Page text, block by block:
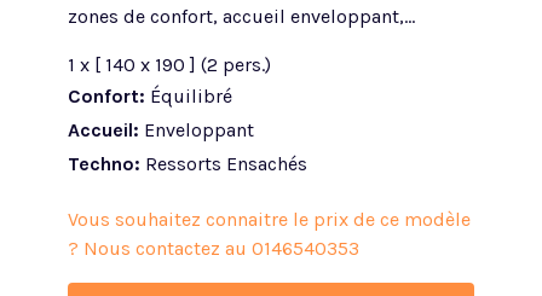
zones de confort, accueil enveloppant,...
1 x [ 140 x 190 ] (2 pers.)
Confort: Équilibré
Accueil: Enveloppant
Techno: Ressorts Ensachés
Vous souhaitez connaitre le prix de ce modèle
? Nous contactez au 0146540353